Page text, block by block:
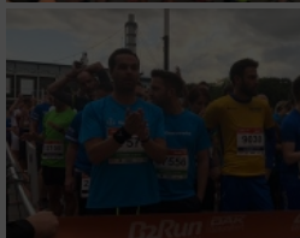
Messung der Werbeleistung
Messung der Performance von
Analyse von Zielgruppen durch
oder Kombinationen von Daten
verschiedenen Quellen